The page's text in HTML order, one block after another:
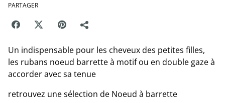
PARTAGER
Un indispensable pour les cheveux des petites filles,
les rubans noeud barrette à motif ou en double gaze à
accorder avec sa tenue
retrouvez une sélection de Noeud à barrette